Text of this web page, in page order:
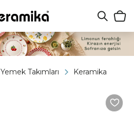
Yemek Takımları Keramika